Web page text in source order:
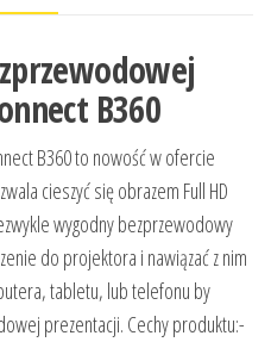
B360
B360 to nowość w ofercie
cieszyć się obrazem Full HD
wygodny bezprzewodowy
do projektora i nawiązać z nim
tabletu, lub telefonu by
prezentacji. Cechy produktu:-